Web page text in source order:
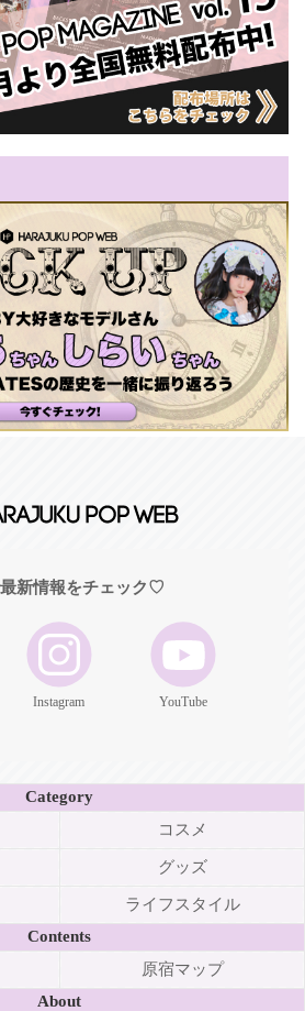
最新情報をチェック♡
Instagram YouTube
Category
コスメ
グッズ
ライフスタイル
Contents
原宿マップ
About